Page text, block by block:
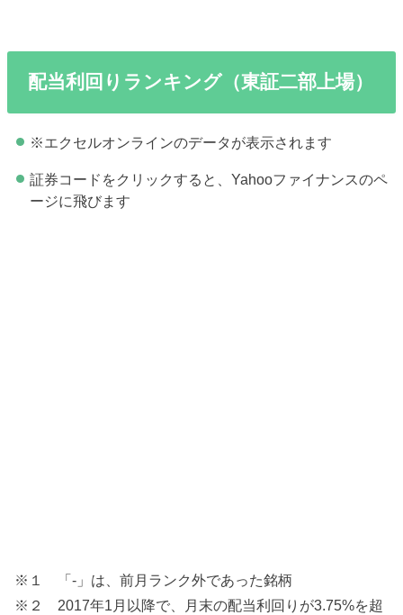
配当利回りランキング（東証二部上場）
※エクセルオンラインのデータが表示されます
証券コードをクリックすると、Yahooファイナンスのペ
ージに飛びます
※１ 「-」は、前月ランク外であった銘柄
※２ 2017年1月以降で、月末の配当利回りが3.75%を超